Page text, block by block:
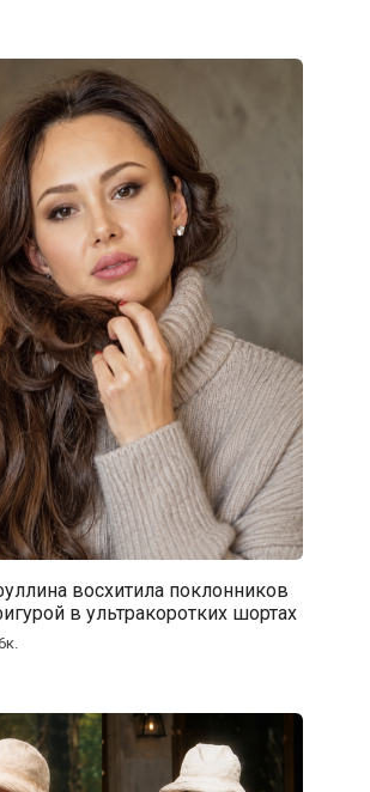
восхитила поклонников
в ультракоротких шортах